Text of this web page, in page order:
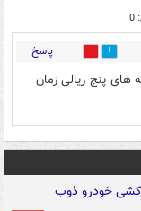
0
0 پاسخ
پنج ریالی زمان